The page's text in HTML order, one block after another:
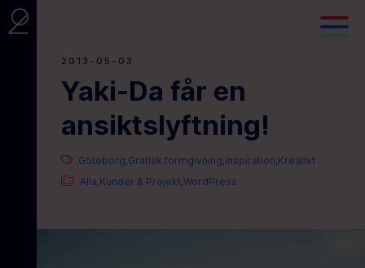
2013-05-03
Yaki-Da får en
ansiktslyftning!
Göteborg Grafisk formgivning Inspiration Kreativt
Alla Kunder & Projekt ,WordPress